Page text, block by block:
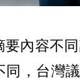
內容不
，台灣